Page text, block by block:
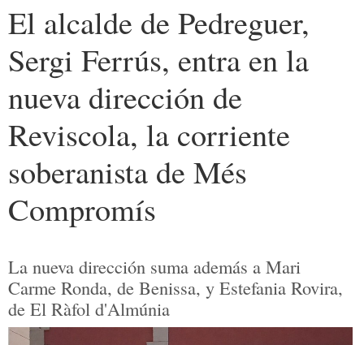
El alcalde de Pedreguer,
Sergi Ferrús, entra en la
nueva dirección de
Reviscola, la corriente
soberanista de Més
Compromís
La nueva dirección suma además a Mari
Carme Ronda, de Benissa, y Estefania Rovira,
de El Ràfol d'Almúnia